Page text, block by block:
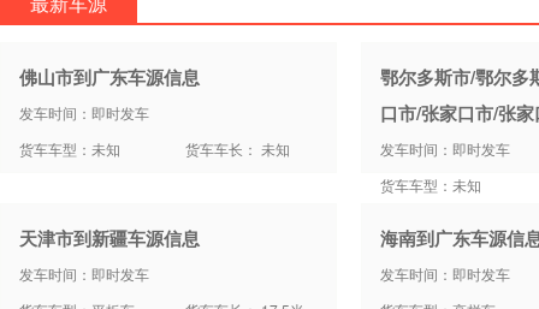
佛山市到广东车源信息
发车时间：即时发车
货车车型：未知
货车车长： 未知
鄂尔多斯市/鄂尔多
口市/张家口市/张
发车时间：即时发车
货车车型：未知
天津市到新疆车源信息
发车时间：即时发车
海南到广东车源信
发车时间：即时发车